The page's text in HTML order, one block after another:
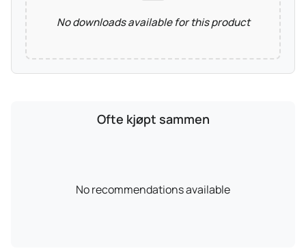
No downloads available for this product
Ofte kjøpt sammen
No recommendations available